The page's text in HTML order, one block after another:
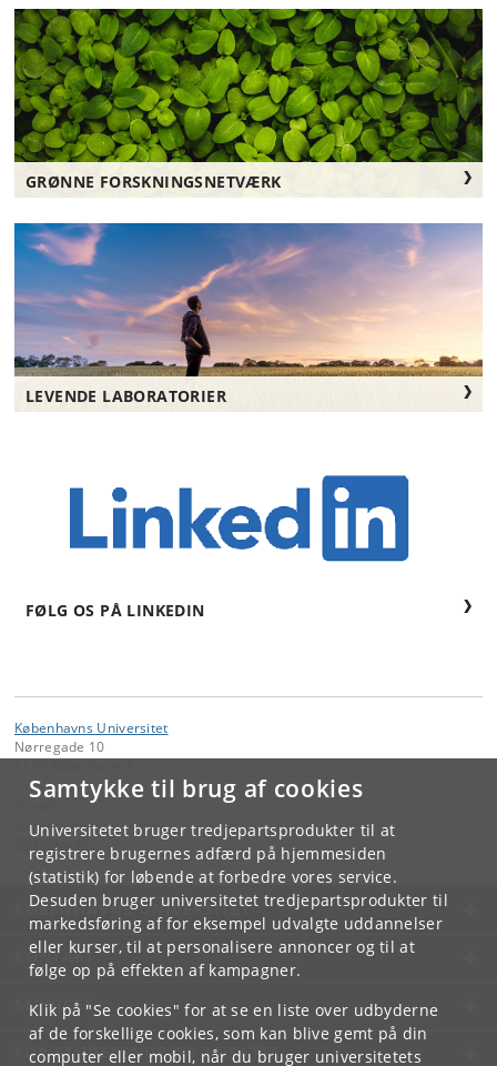
Samtykke til brug af cookies
Universitetet bruger tredjepartsprodukter til at
registrere brugernes adfærd på hjemmesiden
(statistik) for løbende at forbedre vores service.
Desuden bruger universitetet tredjepartsprodukter til
markedsføring af for eksempel udvalgte uddannelser
eller kurser, til at personalisere annoncer og til at
følge op på effekten af kampagner.
Klik på "Se cookies" for at se en liste over udbyderne
af de forskellige cookies, som kan blive gemt på din
computer eller mobil, når du bruger universitetets
GRØNNE FORSKNINGSNETVÆRK
LEVENDE LABORATORIER
FØLG OS PÅ LINKEDIN
Københavns Universitet
Nørregade 10
Green Solutions Centre
KØBENHAVNS UNIVERSITET
KONTAKT
SERVICES
FOR STUDERENDE OG ANSATTE